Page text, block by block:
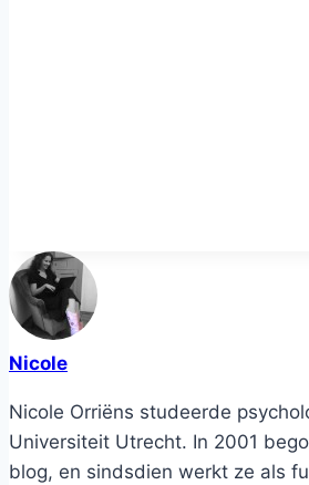
Nicole
Nicole Orriëns studeerde
Universiteit Utrecht. In 2001
blog, en sindsdien werkt ze als